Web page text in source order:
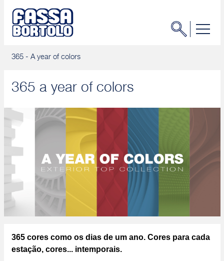
365 - A year of colors
365 a year of colors
365 cores como os dias de um ano. Cores para cada
estação, cores... intemporais.